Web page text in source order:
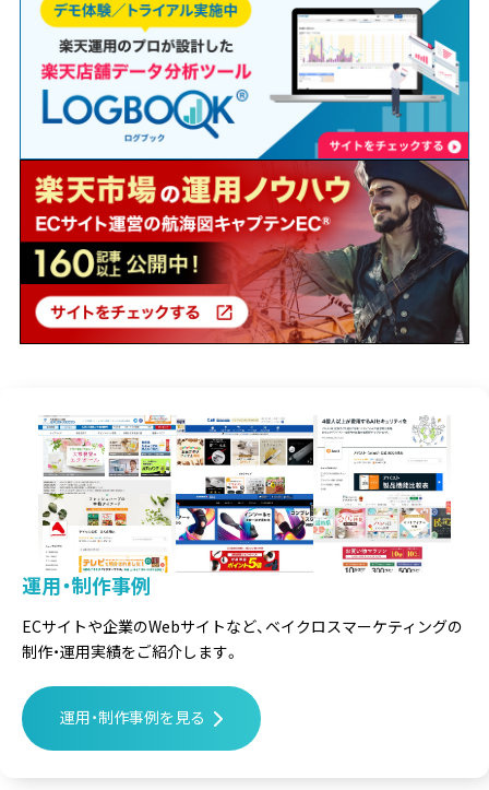
運用・制作事例
ECサイトや企業のWebサイトなど、 ベイクロスマーケティングの
制作・運用実績をご紹介します。
運用・制作事例を見る